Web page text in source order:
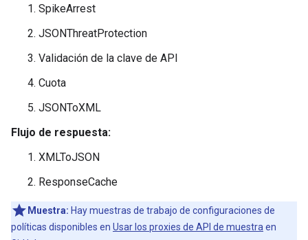
SpikeArrest
JSONThreatProtection
Validación de la clave de API
Cuota
JSONToXML
Flujo de respuesta:
XMLToJSON
ResponseCache
Muestra: Hay muestras de trabajo de configuraciones de
políticas disponibles en Usar los proxies de API de muestra en